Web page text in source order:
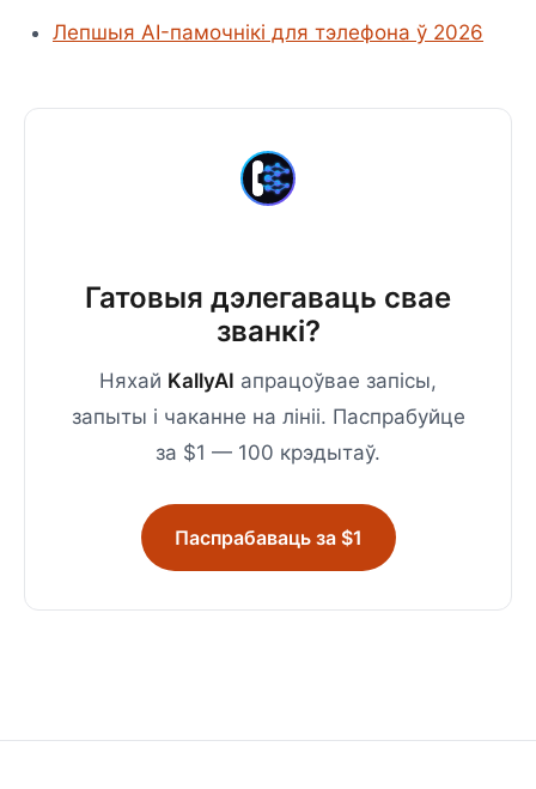
Лепшыя AI-памочнікі для тэлефона ў 2026
Гатовыя дэлегаваць свае
званкі?
Няхай KallyAI апрацоўвае запісы,
запыты і чаканне на лініі. Паспрабуйце
за $1 — 100 крэдытаў.
Паспрабаваць за $1